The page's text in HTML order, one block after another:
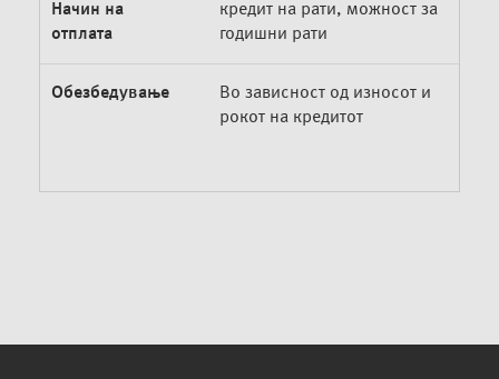
Начин на
отплата
кредит на рати, можност за
годишни рати
Обезбедување
Во зависност од износот и
рокот на кредитот